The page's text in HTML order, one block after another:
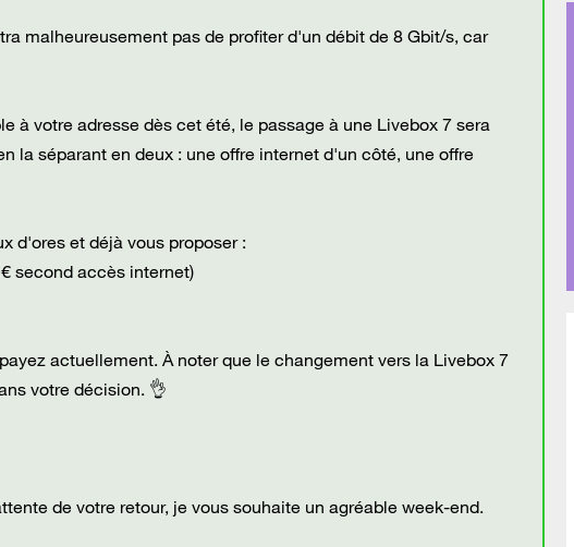
malheureusement pas de profiter d'un débit de 8 Gbit/s, car
à votre adresse dès cet été, le passage à une Livebox 7 sera
la séparant en deux : une offre internet d'un côté, une offre
d'ores et déjà vous proposer :
second accès internet)
actuellement. À noter que le changement vers la Livebox 7
votre décision. 👌
de votre retour, je vous souhaite un agréable week-end.